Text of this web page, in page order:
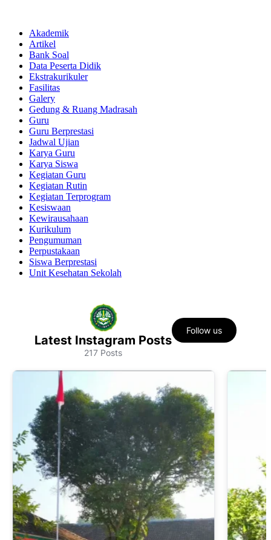
Akademik
Artikel
Bank Soal
Data Peserta Didik
Ekstrakurikuler
Fasilitas
Galery
Gedung & Ruang Madrasah
Guru
Guru Berprestasi
Jadwal Ujian
Karya Guru
Karya Siswa
Kegiatan Guru
Kegiatan Rutin
Kegiatan Terprogram
Kesiswaan
Kewirausahaan
Kurikulum
Pengumuman
Perpustakaan
Siswa Berprestasi
Unit Kesehatan Sekolah